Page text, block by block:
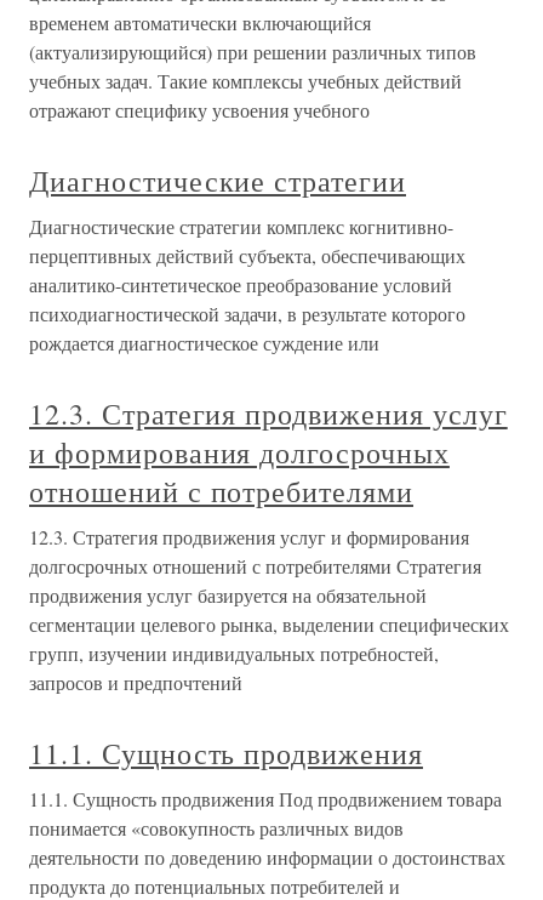
временем автоматически включающийся
(актуализирующийся) при решении различных типов
учебных задач. Такие комплексы учебных действий
отражают специфику усвоения учебного
Диагностические стратегии
Диагностические стратегии комплекс когнитивно-
перцептивных действий субъекта, обеспечивающих
аналитико-синтетическое преобразование условий
психодиагностической задачи, в результате которого
рождается диагностическое суждение или
12.3. Стратегия продвижения услуг
и формирования долгосрочных
отношений с потребителями
12.3. Стратегия продвижения услуг и формирования
долгосрочных отношений с потребителями Стратегия
продвижения услуг базируется на обязательной
сегментации целевого рынка, выделении специфических
групп, изучении индивидуальных потребностей,
запросов и предпочтений
11.1. Сущность продвижения
11.1. Сущность продвижения Под продвижением товара
понимается «совокупность различных видов
деятельности по доведению информации о достоинствах
продукта до потенциальных потребителей и